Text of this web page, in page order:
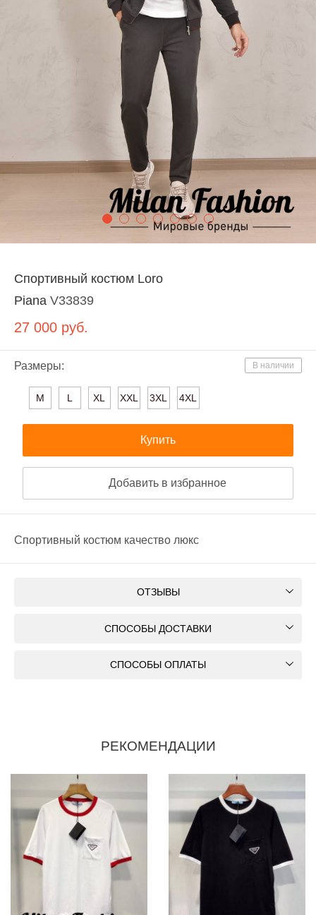
Спортивный костюм Loro
Piana V33839
27 000 руб.
В наличии
Размеры:
M L XL XXL 3XL 4XL
Купить
Добавить в избранное
Спортивный костюм качество люкс
ОТЗЫВЫ
СПОСОБЫ ДОСТАВКИ
СПОСОБЫ ОПЛАТЫ
РЕКОМЕНДАЦИИ